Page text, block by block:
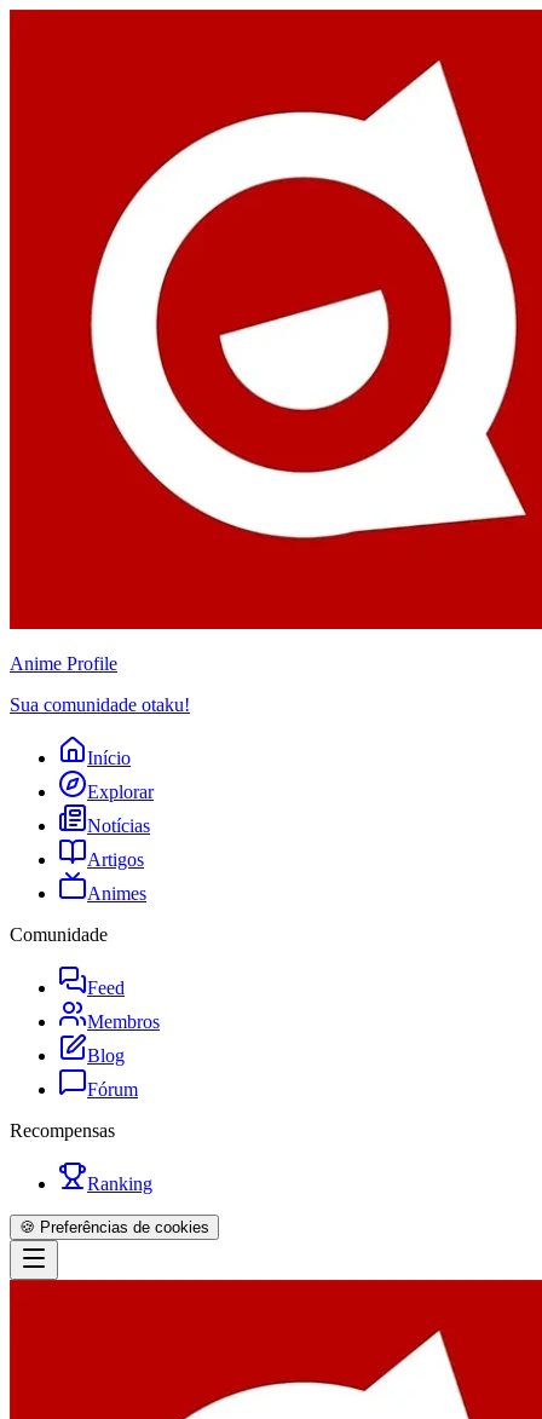
Anime Profile
Sua comunidade otaku!
Início
Explorar
Notícias
Artigos
Animes
Comunidade
Feed
Membros
Blog
Fórum
Recompensas
Ranking
🍪 Preferências de cookies